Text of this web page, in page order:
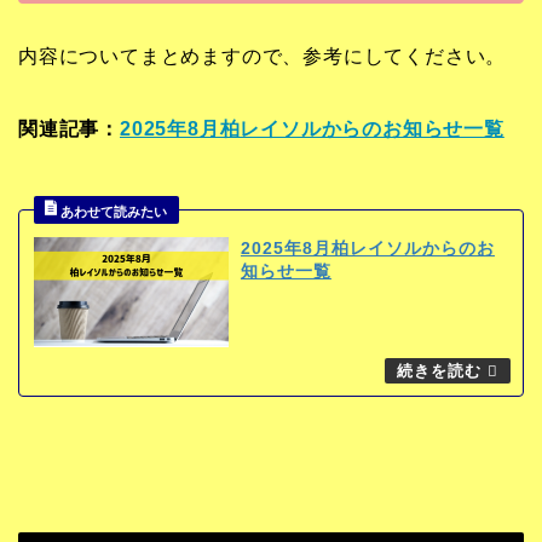
内容についてまとめますので、参考にしてください。
関連記事： 2025年8月柏レイソルからのお知らせ一覧
2025年8月柏レイソルからのお
知らせ一覧